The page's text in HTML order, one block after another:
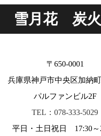
雪月花 炭
〒650-0001
兵庫県神戸市中央区加納
パルファンビル2F
TEL：078-333-5029
平日・土日祝日 17:30～